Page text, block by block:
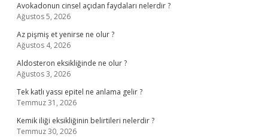
Avokadonun cinsel açıdan faydaları nelerdir ?
Ağustos 5, 2026
Az pişmiş et yenirse ne olur ?
Ağustos 4, 2026
Aldosteron eksikliğinde ne olur ?
Ağustos 3, 2026
Tek katlı yassı epitel ne anlama gelir ?
Temmuz 31, 2026
Kemik iliği eksikliğinin belirtileri nelerdir ?
Temmuz 30, 2026